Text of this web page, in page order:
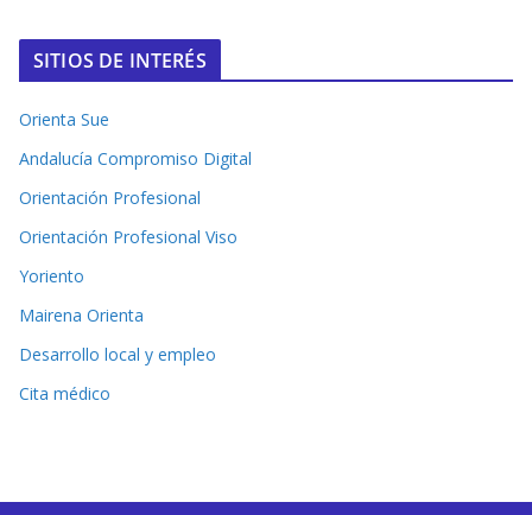
SITIOS DE INTERÉS
Orienta Sue
Andalucía Compromiso Digital
Orientación Profesional
Orientación Profesional Viso
Yoriento
Mairena Orienta
Desarrollo local y empleo
Cita médico